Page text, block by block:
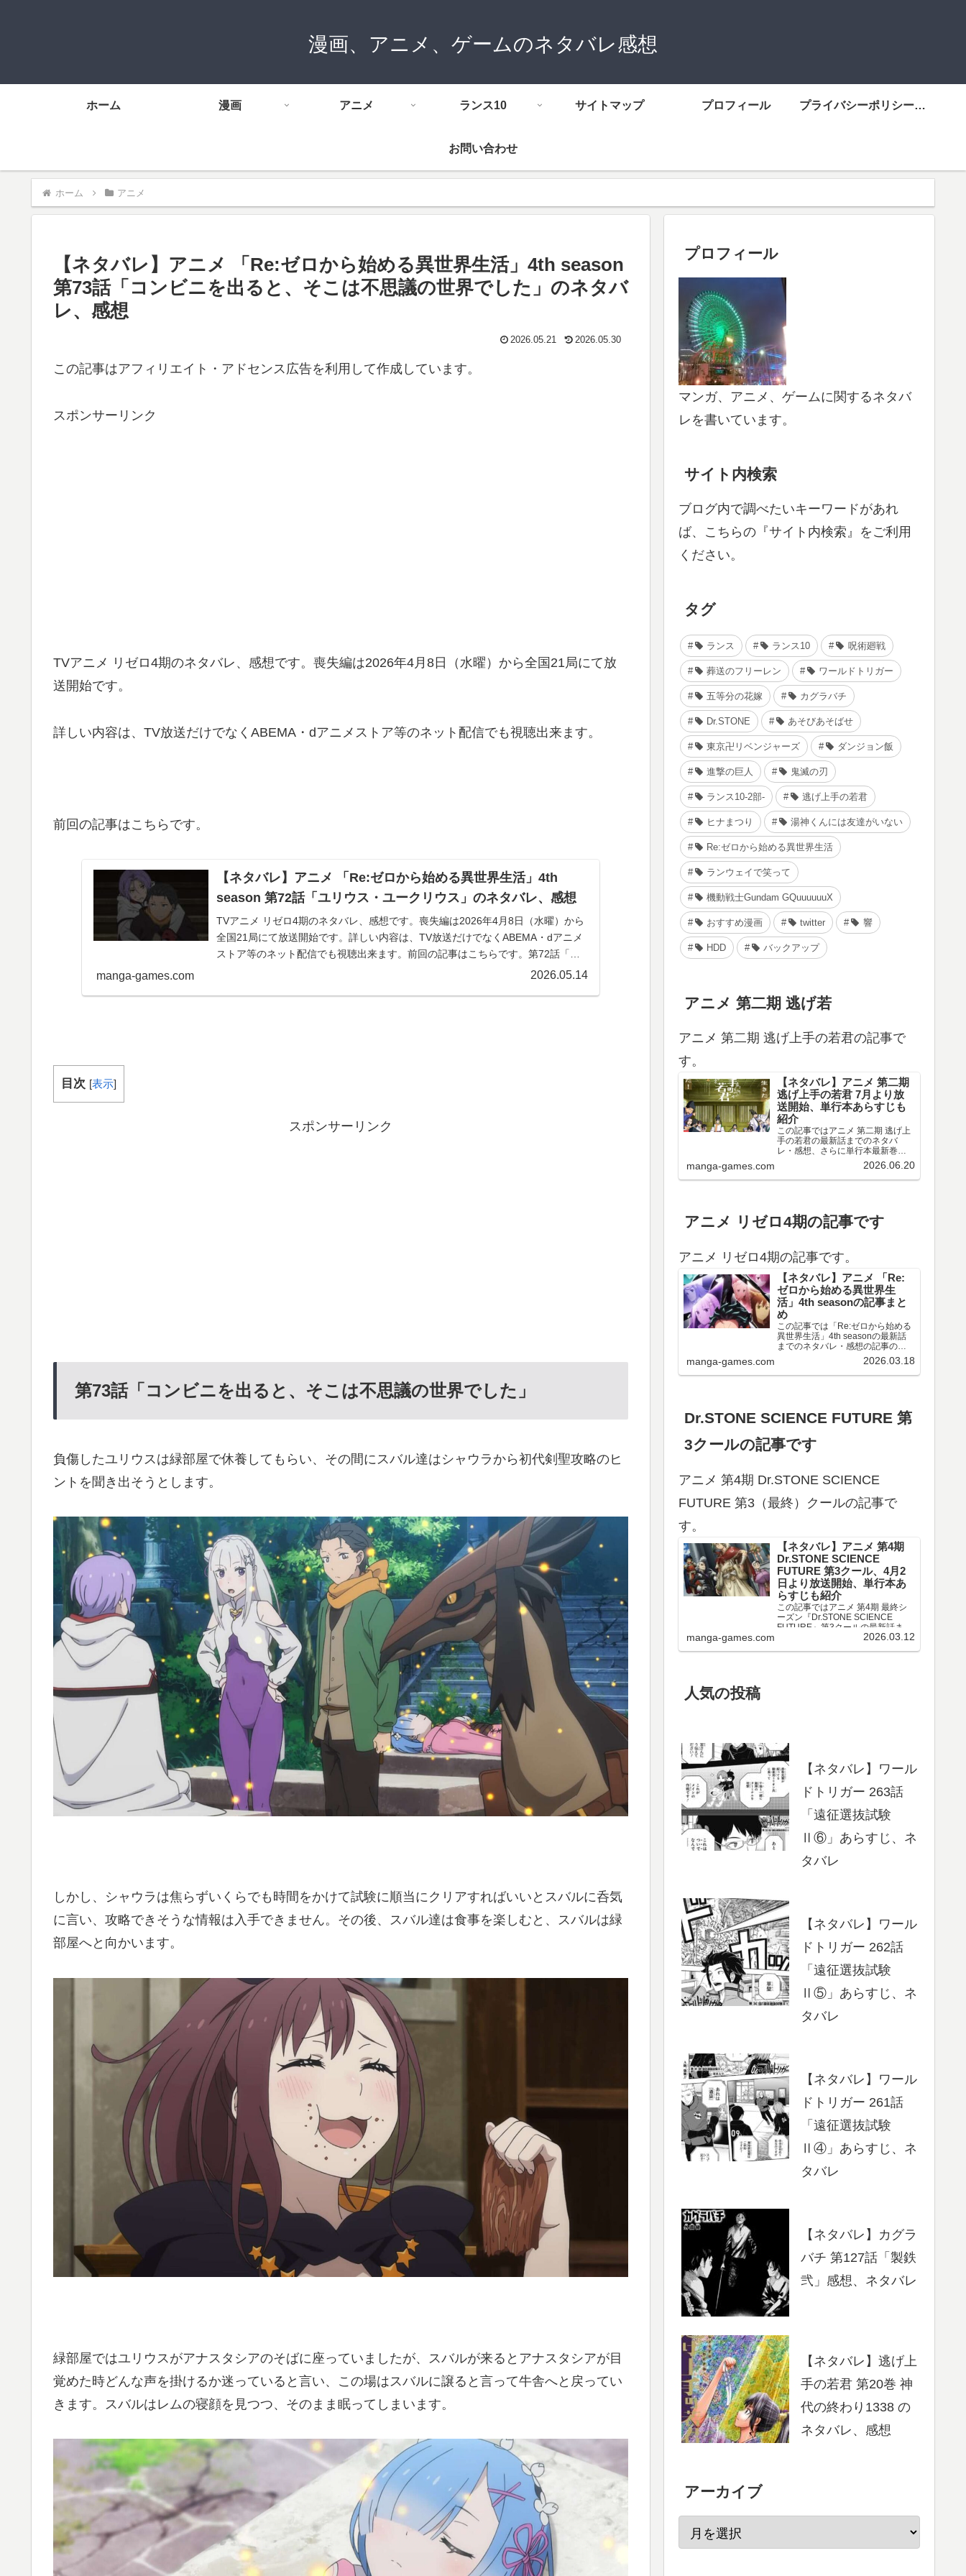
漫画、アニメ、ゲームのネタバレ感想
ホーム 漫画 アニメ ランス10 サイトマップ プロフィール プライバシーポリシーについて
お問い合わせ
ホーム アニメ
【ネタバレ】アニメ 「Re:ゼロから始める異世界生活」4th season
第73話「コンビニを出ると、そこは不思議の世界でした」のネタバ
レ、感想
2026.05.21 2026.05.30
この記事はアフィリエイト・アドセンス広告を利用して作成しています。
スポンサーリンク
TVアニメ リゼロ4期のネタバレ、感想です。喪失編は2026年4月8日（水曜）から全国21局にて放
送開始です。
詳しい内容は、TV放送だけでなくABEMA・dアニメストア等のネット配信でも視聴出来ます。
前回の記事はこちらです。
【ネタバレ】アニメ 「Re:ゼロから始める異世界生活」4th
season 第72話「ユリウス・ユークリウス」のネタバレ、感想
TVアニメ リゼロ4期のネタバレ、感想です。喪失編は2026年4月8日（水曜）から
全国21局にて放送開始です。詳しい内容は、TV放送だけでなくABEMA・dアニメ
ストア等のネット配信でも視聴出来ます。前回の記事はこちらです。第72話「ユ
manga-games.com 2026.05.14
目次 [表示]
スポンサーリンク
第73話「コンビニを出ると、そこは不思議の世界でした」
負傷したユリウスは緑部屋で休養してもらい、その間にスバル達はシャウラから初代剣聖攻略のヒ
ントを聞き出そうとします。
しかし、シャウラは焦らずいくらでも時間をかけて試験に順当にクリアすればいいとスバルに呑気
に言い、攻略できそうな情報は入手できません。その後、スバル達は食事を楽しむと、スバルは緑
部屋へと向かいます。
緑部屋ではユリウスがアナスタシアのそばに座っていましたが、スバルが来るとアナスタシアが目
覚めた時どんな声を掛けるか迷っていると言い、この場はスバルに譲ると言って牛舎へと戻ってい
きます。スバルはレムの寝顔を見つつ、そのまま眠ってしまいます。
プロフィール
マンガ、アニメ、ゲームに関するネタバ
レを書いています。
サイト内検索
ブログ内で調べたいキーワードがあれ
ば、こちらの『サイト内検索』をご利用
ください。
タグ
ランス ランス10 呪術廻戦
葬送のフリーレン ワールドトリガー
五等分の花嫁 カグラバチ
Dr.STONE あそびあそばせ
東京卍リベンジャーズ ダンジョン飯
進撃の巨人 鬼滅の刃
ランス10-2部- 逃げ上手の若君
ヒナまつり 湯神くんには友達がいない
Re:ゼロから始める異世界生活
ランウェイで笑って
機動戦士Gundam GQuuuuuuX
おすすめ漫画 twitter 響
HDD バックアップ
アニメ 第二期 逃げ若
アニメ 第二期 逃げ上手の若君の記事で
す。
【ネタバレ】アニメ 第二期
逃げ上手の若君 7月より放
送開始、単行本あらすじも
紹介
この記事ではアニメ 第二期 逃げ上
手の若君の最新話までのネタバ
レ・感想、さらに単行本最新巻ま
でのあらすじ・まとめ等をご紹介
します。TVアニメ 逃げ上手の若君
第十三～十五回のネタバレ、感想
manga-games.com 2026.06.20
アニメ リゼロ4期の記事です
アニメ リゼロ4期の記事です。
【ネタバレ】アニメ 「Re:
ゼロから始める異世界生
活」4th seasonの記事まと
め
この記事では「Re:ゼロから始める
異世界生活」4th seasonの最新話
までのネタバレ・感想の記事のリ
ンクや、情報などをまとめていま
す。アニメ 「Re:ゼロから始める異
世界生活」4th season 第67～77話
manga-games.com 2026.03.18
Dr.STONE SCIENCE FUTURE 第
3クールの記事です
アニメ 第4期 Dr.STONE SCIENCE
FUTURE 第3（最終）クールの記事で
す。
【ネタバレ】アニメ 第4期
Dr.STONE SCIENCE
FUTURE 第3クール、4月2
日より放送開始、単行本あ
らすじも紹介
この記事ではアニメ 第4期 最終シ
ーズン『Dr.STONE SCIENCE
FUTURE』第3クールの最新話まで
のネタバレ・感想、さらに単行本
manga-games.com 2026.03.12
人気の投稿
【ネタバレ】ワール
ドトリガー 263話
「遠征選抜試験
Ⅱ⑥」あらすじ、ネ
タバレ
【ネタバレ】ワール
ドトリガー 262話
「遠征選抜試験
Ⅱ⑤」あらすじ、ネ
タバレ
【ネタバレ】ワール
ドトリガー 261話
「遠征選抜試験
Ⅱ④」あらすじ、ネ
タバレ
【ネタバレ】カグラ
バチ 第127話「製鉄
弐」感想、ネタバレ
【ネタバレ】逃げ上
手の若君 第20巻 神
代の終わり1338 の
ネタバレ、感想
アーカイブ